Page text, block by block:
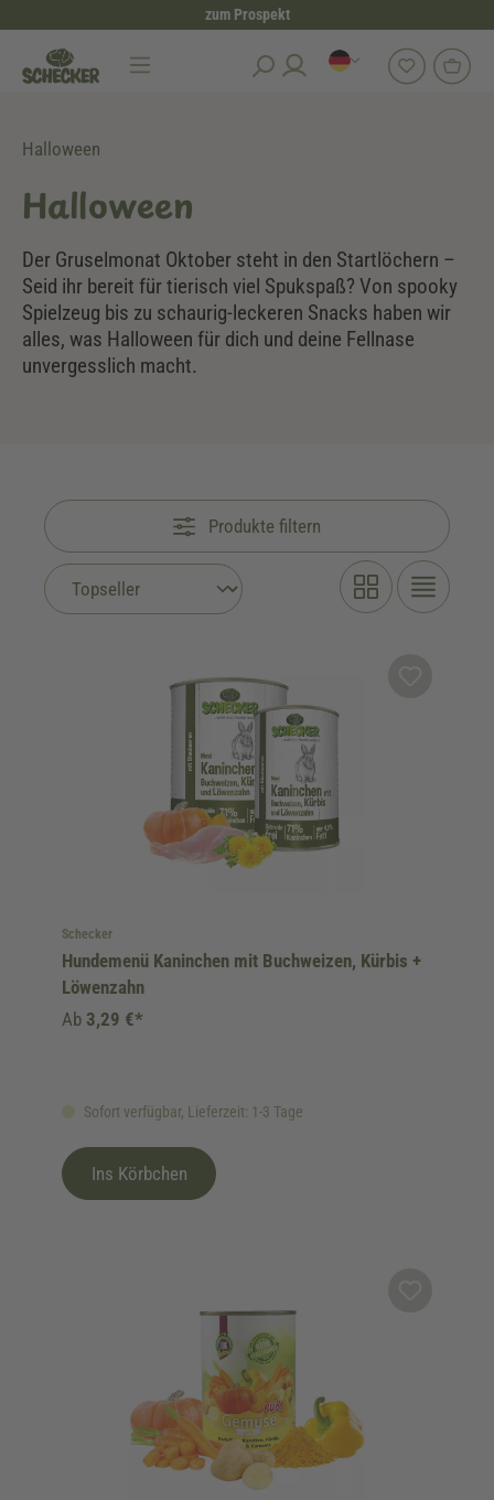
zum Prospekt
Halloween
Halloween
Der Gruselmonat Oktober steht in den Startlöchern –
Seid ihr bereit für tierisch viel Spukspaß? Von spooky
Spielzeug bis zu schaurig-leckeren Snacks haben wir
alles, was Halloween für dich und deine Fellnase
unvergesslich macht.
Produkte filtern
Schecker
Hundemenü Kaninchen mit Buchweizen, Kürbis +
Löwenzahn
Sofort verfügbar, Lieferzeit: 1-3 Tage
Ab 3,29 €*
Ins Körbchen